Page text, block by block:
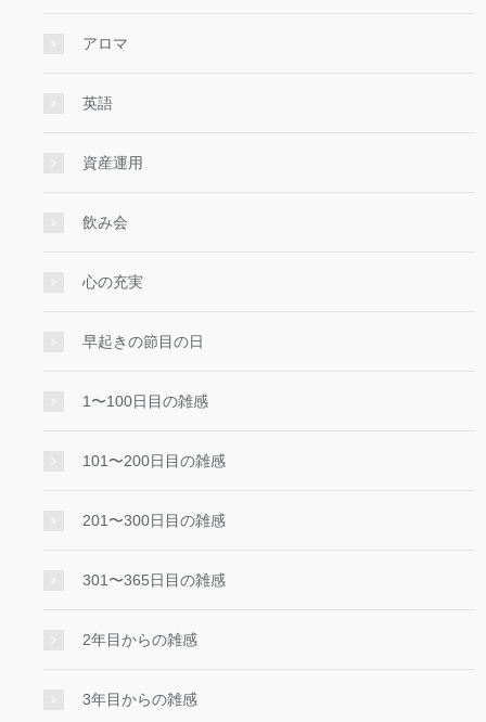
アロマ
英語
資産運用
飲み会
心の充実
早起きの節目の日
1〜100日目の雑感
101〜200日目の雑感
201〜300日目の雑感
301〜365日目の雑感
2年目からの雑感
3年目からの雑感